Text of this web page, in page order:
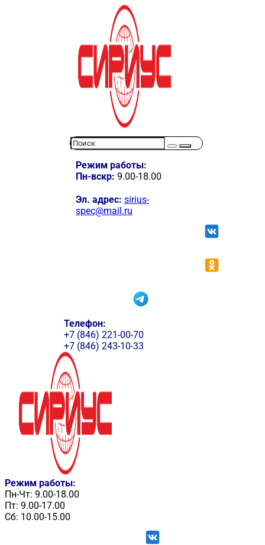
Режим работы:
Пн-вскр: 9.00-18.00
Эл. адрес: sirius-
spec@mail.ru
Телефон:
+7 (846) 221-00-70
+7 (846) 243-10-33
Режим работы:
Пн-Чт: 9.00-18.00
Пт: 9.00-17.00
Сб: 10.00-15.00